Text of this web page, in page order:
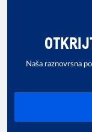
Naša raznovrsna